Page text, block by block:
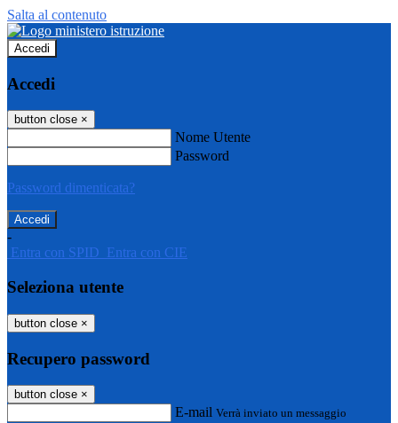
Salta al contenuto
Accedi
Accedi
button close ×
Nome Utente
Password
Password dimenticata?
-
Entra con SPID Entra con CIE
Seleziona utente
button close ×
Recupero password
button close ×
E-mail Verrà inviato un messaggio